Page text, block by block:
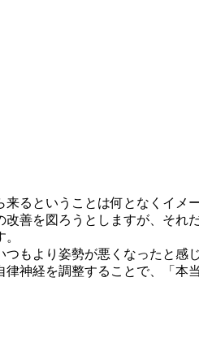
るということは何となくイメ
善を図ろうとしますが、それ
もより姿勢が悪くなったと感
神経を調整することで、「本